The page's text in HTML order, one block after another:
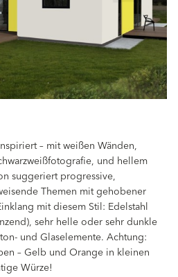
– mit weißen Wänden,
und hellem
suggeriert progressive,
Themen mit gehobener
mit diesem Stil: Edelstahl
sehr helle oder sehr dunkle
und Glaselemente. Achtung:
– Gelb und Orange in kleinen
Würze!